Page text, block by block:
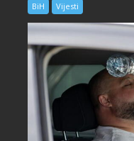
BiH Vijesti